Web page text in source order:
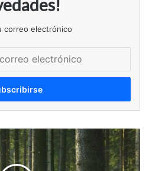
correo electrónico